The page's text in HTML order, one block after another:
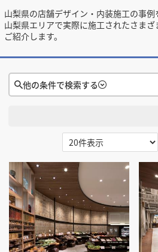
店舗・商業施設の施工事例を探す
店舗設計施工.comとは
掲載希望のデザイン設計・施工会
店舗開業・改装を ご検討
山梨県の店舗デザイン・内装施工の事例
山梨県エリアで実際に施工されたさま
ご紹介します。
他の条件で検索する
山梨県
業種
設計・施工範囲